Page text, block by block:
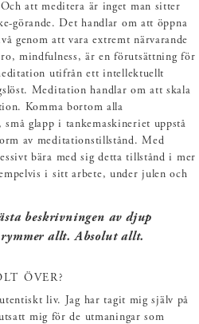
att meditera är inget man sitter
görande. Det handlar om att öppna
genom att vara extremt närvarande
mindfulness, är en förutsättning för
utifrån ett intellektuellt
Meditation handlar om att skala
Komma bortom alla
glapp i tankemaskineriet uppstå
av meditationstillstånd. Med
bära med sig detta tillstånd i mer
i sitt arbete, under julen och
beskrivningen av djup
allt. Absolut allt.
ÖVER?
liv. Jag har tagit mig själv på
mig för de utmaningar som